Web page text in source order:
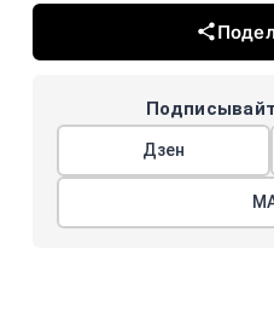
Дзен